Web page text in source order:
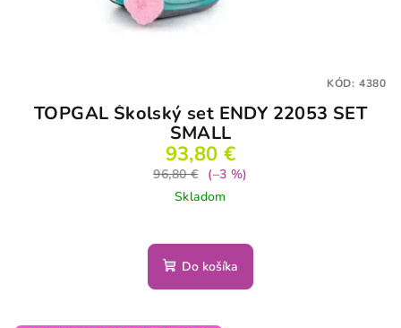
TOPGAL Školský set ENDY 22053 SET
SMALL
93,80 €
96,80 €
(–3 %)
Skladom
Do košíka
KÓD: 4380